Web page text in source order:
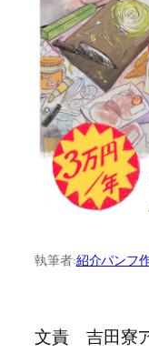
執筆者:紹介パンフ
文責 吉田寮